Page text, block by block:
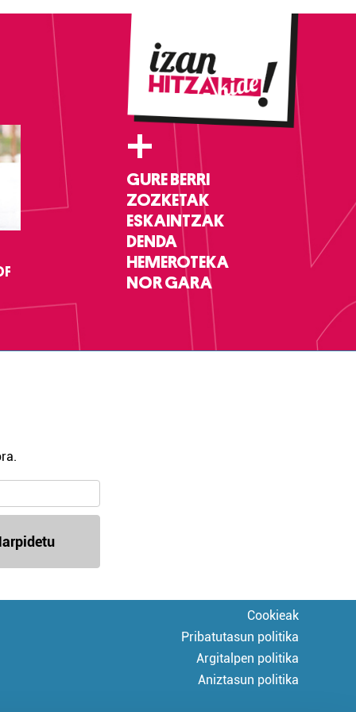
+
GURE BERRI
ZOZKETAK
ESKAINTZAK
DENDA
HEMEROTEKA
NOR GARA
Cookieak
Pribatutasun politika
Argitalpen politika
Aniztasun politika